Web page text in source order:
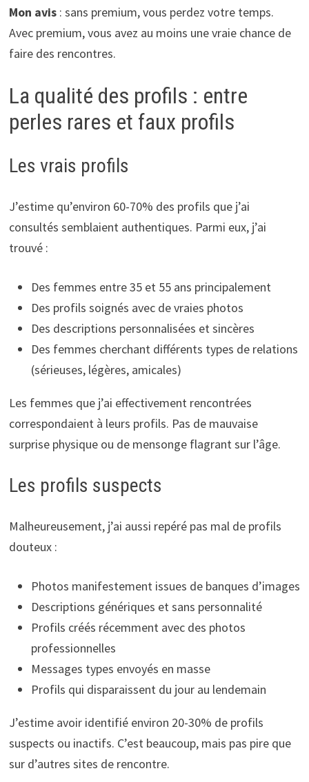
Mon avis: sans premium, vous perdez votre temps.
Avec premium, vous avez au moins une vraie chance de
faire des rencontres.
La qualité des profils : entre
perles rares et faux profils
Les vrais profils
J’estime qu’environ 60-70% des profils que j’ai
consultés semblaient authentiques. Parmi eux, j’ai
trouvé :
Des femmes entre 35 et 55 ans principalement
Des profils soignés avec de vraies photos
Des descriptions personnalisées et sincères
Des femmes cherchant différents types de relations
(sérieuses, légères, amicales)
Les femmes que j’ai effectivement rencontrées
correspondaient à leurs profils. Pas de mauvaise
surprise physique ou de mensonge flagrant sur l’âge.
Les profils suspects
Malheureusement, j’ai aussi repéré pas mal de profils
douteux :
Photos manifestement issues de banques d’images
Descriptions génériques et sans personnalité
Profils créés récemment avec des photos
professionnelles
Messages types envoyés en masse
Profils qui disparaissent du jour au lendemain
J’estime avoir identifié environ 20-30% de profils
suspects ou inactifs. C’est beaucoup, mais pas pire que
sur d’autres sites de rencontre.